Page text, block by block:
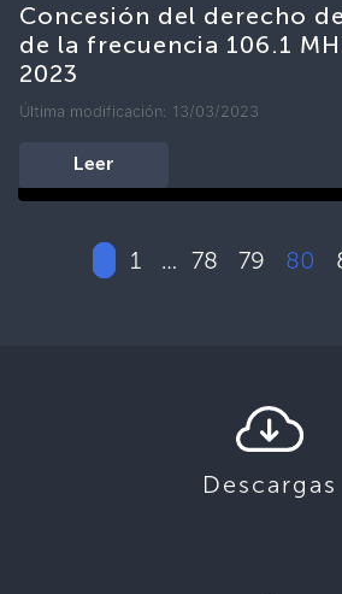
Concesión del derecho
de la frecuencia 106.1
2023
Última modificación: 13/03/2023
Leer
1 … 78 79 80
Descargas